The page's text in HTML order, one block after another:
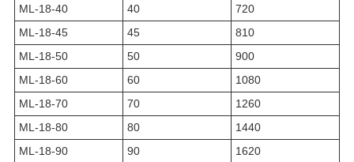
ML-18-40
40
720
ML-18-45
45
810
ML-18-50
50
900
ML-18-60
60
1080
ML-18-70
70
1260
ML-18-80
80
1440
ML-18-90
90
1620